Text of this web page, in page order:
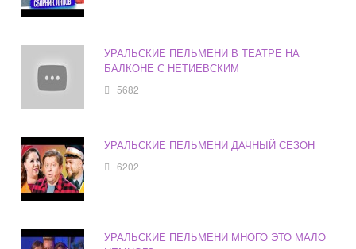
УРАЛЬСКИЕ ПЕЛЬМЕНИ В ТЕАТРЕ НА
БАЛКОНЕ С НЕТИЕВСКИМ
5682
УРАЛЬСКИЕ ПЕЛЬМЕНИ ДАЧНЫЙ СЕЗОН
6202
УРАЛЬСКИЕ ПЕЛЬМЕНИ МНОГО ЭТО МАЛО